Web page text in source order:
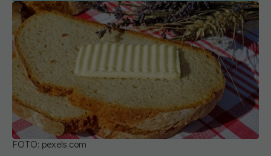
FOTO: pexels.com